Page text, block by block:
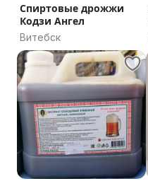
Спиртовые дрожжи
Кодзи Ангел
Витебск